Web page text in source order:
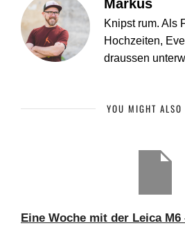
Markus
Knipst rum. Als
Hochzeiten,
draussen
YOU MIGHT ALSO
Eine Woche mit der Leica M6